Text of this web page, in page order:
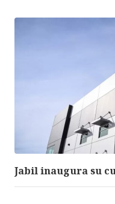
Jabil inaugura su